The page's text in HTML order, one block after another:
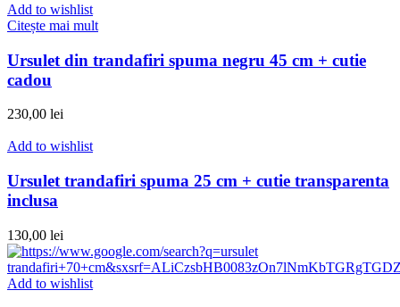
Add to wishlist
Citește mai mult
Ursulet din trandafiri spuma negru 45 cm + cutie
cadou
230,00 lei
Add to wishlist
Ursulet trandafiri spuma 25 cm + cutie transparenta
inclusa
130,00 lei
Add to wishlist